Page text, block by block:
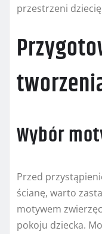
przestrzeni
Wybór
Przed
ścianę, warto
motywem
pokoju dziecka.